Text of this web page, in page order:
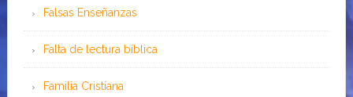
Falsas Enseñanzas
Falta de lectura bíblica
Familia Cristiana